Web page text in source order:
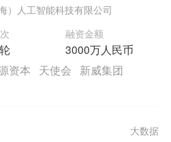
）人工智能科技有限公司
融资金额
3000万人民币
资本 天使会
新威集团
大数据